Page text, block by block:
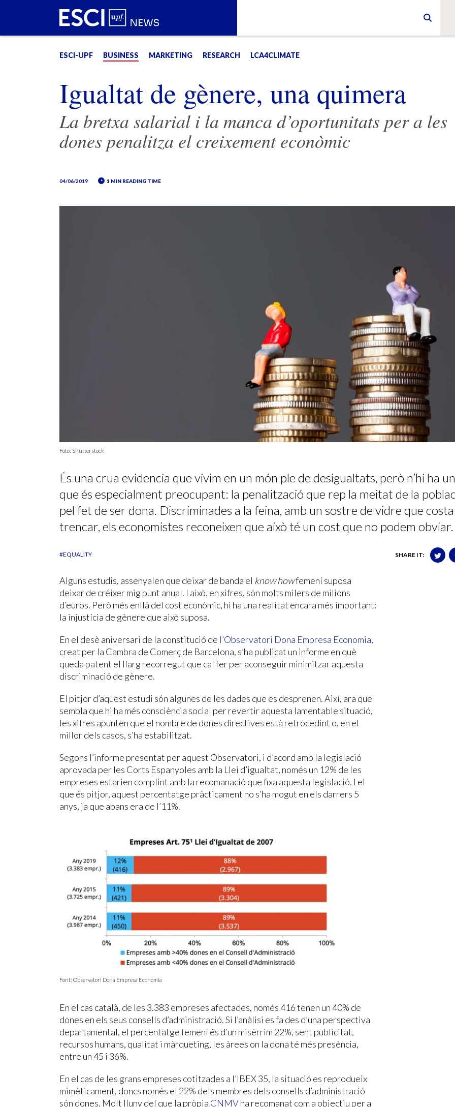
ESCI-UPF BUSINESS MARKETING RESEARCH LCA4CLIMATE
Igualtat de gènere, una quimera
La bretxa salarial i la manca d’oportunitats per a les
dones penalitza el creixement econòmic
04/06/2019 1 MIN READING TIME
Foto: Shutterstock
És una crua evidencia que vivim en un món ple de desigualtats, però n’hi ha
que és especialment preocupant: la penalització que rep la meitat de la
pel fet de ser dona. Discriminades a la feina, amb un sostre de vidre que costa
trencar, els economistes reconeixen que això té un cost que no podem obviar.
#EQUALITY SHARE IT:
Alguns estudis, assenyalen que deixar de banda el know howfemení suposa
deixar de créixer mig punt anual. I això, en xifres, són molts milers de milions
d’euros. Però més enllà del cost econòmic, hi ha una realitat encara més important:
la injustícia de gènere que això suposa.
En el desè aniversari de la constitució de l’Observatori Dona Empresa Economia,
creat per la Cambra de Comerç de Barcelona, s’ha publicat un informe en què
queda patent el llarg recorregut que cal fer per aconseguir minimitzar aquesta
discriminació de gènere.
El pitjor d’aquest estudi són algunes de les dades que es desprenen. Així, ara que
sembla que hi ha més consciència social per revertir aquesta lamentable situació,
les xifres apunten que el nombre de dones directives està retrocedint o, en el
millor dels casos, s’ha estabilitzat.
Segons l’informe presentat per aquest Observatori, i d’acord amb la legislació
aprovada per les Corts Espanyoles amb la Llei d’igualtat, només un 12% de les
empreses estarien complint amb la recomanació que fixa aquesta legislació. I el
que és pitjor, aquest percentatge pràcticament no s’ha mogut en els darrers 5
anys, ja que abans era de l’11%.
Font: Observatori Dona Empresa Economia
En el cas català, de les 3.383 empreses afectades, només 416 tenen un 40% de
dones en els seus consells d’administració. Si l’anàlisi es fa des d’una perspectiva
departamental, el percentatge femení és d’un misèrrim 22%, sent publicitat,
recursos humans, qualitat i màrqueting, les àrees on la dona té més presència,
entre un 45 i 36%.
En el cas de les grans empreses cotitzades a l’IBEX 35, la situació es reprodueix
mimèticament, doncs només el 22% dels membres dels consells d’administració
són dones. Molt lluny del que la pròpia CNMVha recomanat com a objectiu per a